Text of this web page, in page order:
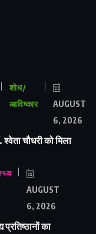
शोध/
आविष्कार
AUGUST
6, 2026
चौधरी को मिला
AUGUST
6, 2026
प्रतिष्ठानों का